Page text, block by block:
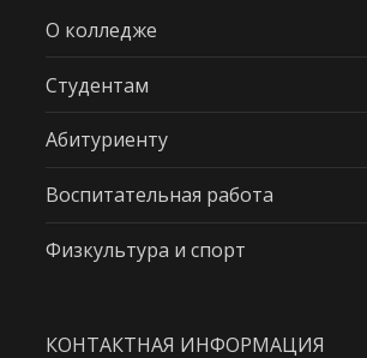
О колледже
Студентам
Абитуриенту
Воспитательная работа
Физкультура и спорт
КОНТАКТНАЯ ИНФОРМАЦИЯ